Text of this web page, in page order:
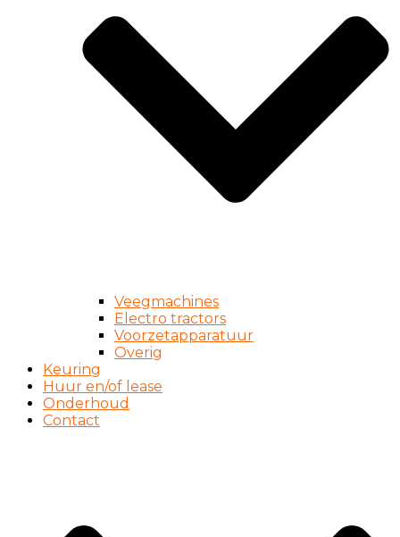
Veegmachines
Electro tractors
Voorzetapparatuur
Overig
Keuring
Huur en/of lease
Onderhoud
Contact